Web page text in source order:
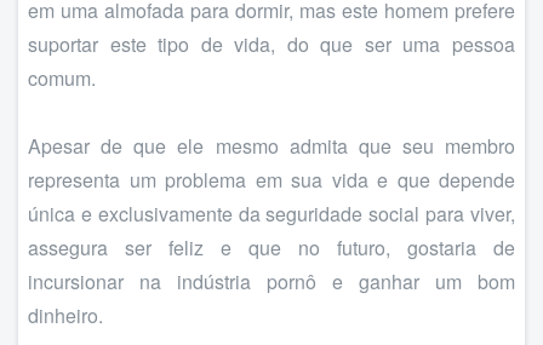
em uma almofada para dormir, mas este homem prefere
suportar este tipo de vida, do que ser uma pessoa
comum.
Apesar de que ele mesmo admita que seu membro
representa um problema em sua vida e que depende
única e exclusivamente da seguridade social para viver,
assegura ser feliz e que no futuro, gostaria de
incursionar na indústria pornô e ganhar um bom
dinheiro.